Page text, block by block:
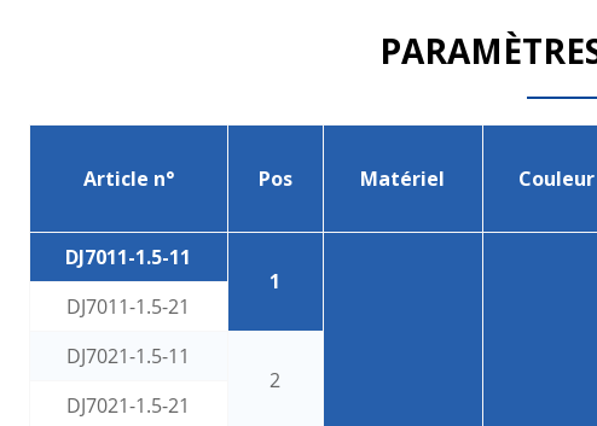
Article n° Pos Matériel Couleur
DJ7011-1.5-11
1
DJ7011-1.5-21
DJ7021-1.5-11
2
DJ7021-1.5-21